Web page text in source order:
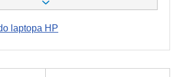
polałeś ją płynem, który
Kup nową klawiaturę,
klawiatury w
laptopa HP